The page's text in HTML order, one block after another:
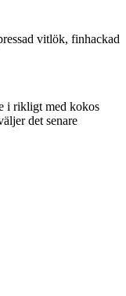
vitlök, finhackad
i rikligt med kokos
det senare